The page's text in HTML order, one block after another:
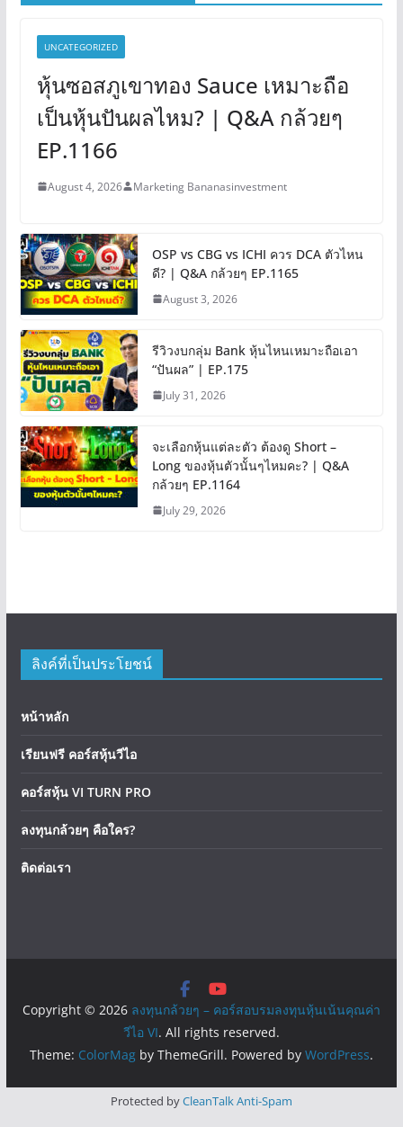
UNCATEGORIZED
หุ้นซอสภูเขาทอง Sauce เหมาะถือ
เป็นหุ้นปันผลไหม? | Q&A กล้วยๆ
EP.1166
August 4, 2026 Marketing Bananasinvestment
OSP vs CBG vs ICHI ควร DCA ตัวไหน
ดี? | Q&A กล้วยๆ EP.1165
August 3, 2026
รีวิวงบกลุ่ม Bank หุ้นไหนเหมาะถือเอา
“ปันผล” | EP.175
July 31, 2026
จะเลือกหุ้นแต่ละตัว ต้องดู Short –
Long ของหุ้นตัวนั้นๆไหมคะ? | Q&A
กล้วยๆ EP.1164
July 29, 2026
ลิงค์ที่เป็นประโยชน์
หน้าหลัก
เรียนฟรี คอร์สหุ้นวีไอ
คอร์สหุ้น VI TURN PRO
ลงทุนกล้วยๆ คือใคร?
ติดต่อเรา
Copyright © 2026 ลงทุนกล้วยๆ – คอร์สอบรมลงทุนหุ้นเน้นคุณค่า
วีไอ VI. All rights reserved.
Theme: ColorMagby ThemeGrill. Powered by WordPress.
Protected byCleanTalk Anti-Spam